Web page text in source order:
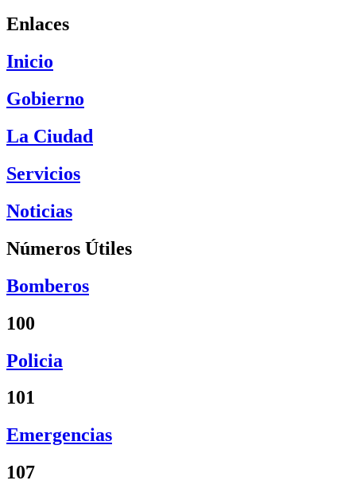
Enlaces
Inicio
Gobierno
La Ciudad
Servicios
Noticias
Números Útiles
Bomberos
100
Policia
101
Emergencias
107